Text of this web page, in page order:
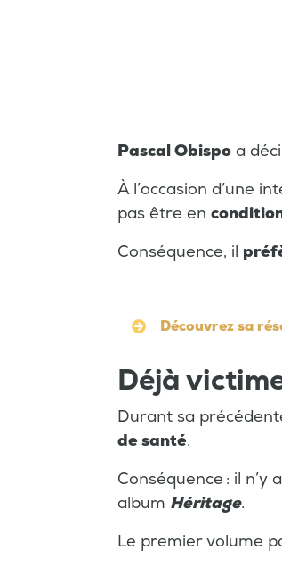
Pascal Obispo a
À l’occasion d’une
pas être en
Conséquence, il
Découvrez sa
Déjà
Durant sa
de santé.
Conséquence : il
album Héritage.
Le premier volume